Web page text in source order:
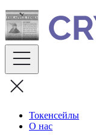
Skip
to
content
Токенсейлы
О нас